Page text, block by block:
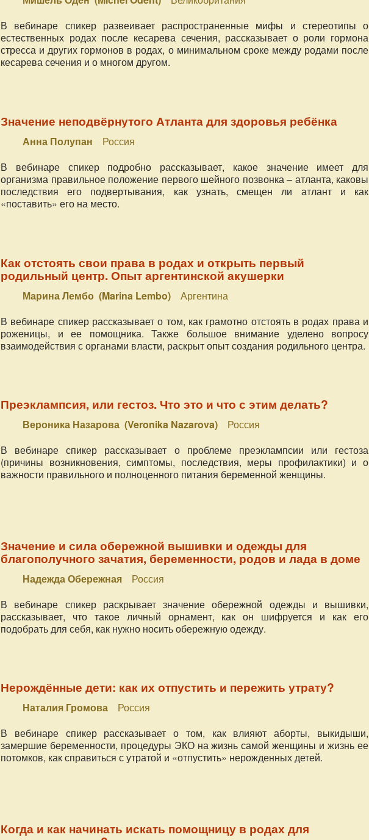
В вебинаре спикер развеивает распространенные мифы и стереотипы о
естественных родах после кесарева сечения, рассказывает о роли гормона
стресса и других гормонов в родах, о минимальном сроке между родами после
кесарева сечения и о многом другом.
Значение неподвёрнутого Атланта для здоровья ребёнка
Анна Полупан
Россия
В вебинаре спикер подробно рассказывает, какое значение имеет для
организма правильное положение первого шейного позвонка – атланта, каковы
последствия его подвертывания, как узнать, смещен ли атлант и как
«поставить» его на место.
Как отстоять свои права в родах и открыть первый
родильный центр. Опыт аргентинской акушерки
Марина Лембо (Marina Lembo)
Аргентина
В вебинаре спикер рассказывает о том, как грамотно отстоять в родах права и
роженицы, и ее помощника. Также большое внимание уделено вопросу
взаимодействия с органами власти, раскрыт опыт создания родильного центра.
Преэклампсия, или гестоз. Что это и что с этим делать?
Вероника Назарова (Veronika Nazarova)
Россия
В вебинаре спикер рассказывает о проблеме преэклампсии или гестоза
(причины возникновения, симптомы, последствия, меры профилактики) и о
важности правильного и полноценного питания беременной женщины.
Значение и сила обережной вышивки и одежды для
благополучного зачатия, беременности, родов и лада в доме
Надежда Обережная
Россия
В вебинаре спикер раскрывает значение обережной одежды и вышивки,
рассказывает, что такое личный орнамент, как он шифруется и как его
подобрать для себя, как нужно носить обережную одежду.
Нерождённые дети: как их отпустить и пережить утрату?
Наталия Громова
Россия
В вебинаре спикер рассказывает о том, как влияют аборты, выкидыши,
замершие беременности, процедуры ЭКО на жизнь самой женщины и жизнь ее
потомков, как справиться с утратой и «отпустить» нерожденных детей.
Когда и как начинать искать помощницу в родах для